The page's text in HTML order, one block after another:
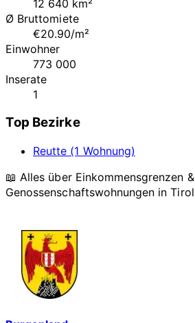
12 640 km²
Ø Bruttomiete
€20.90/m²
Einwohner
773 000
Inserate
1
Top Bezirke
Reutte (1 Wohnung)
📖 Alles über Einkommensgrenzen &
Genossenschaftswohnungen inTirol